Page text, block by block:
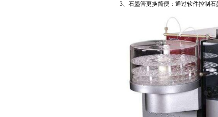
3、石墨管更换简便：通过软件控制